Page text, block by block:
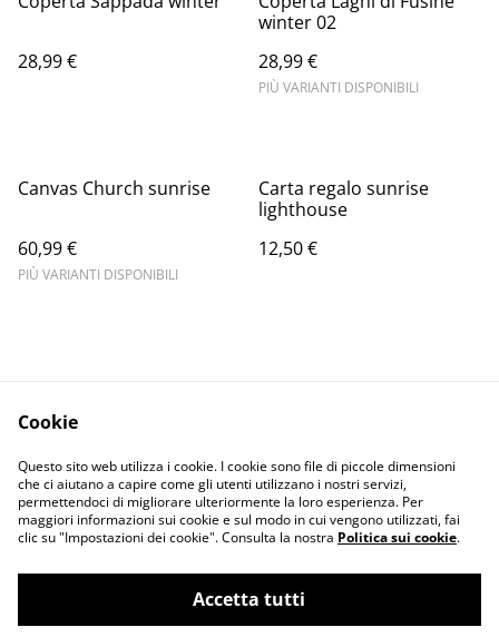
28,99 €
winter 02
28,99 €
PIÙ VARIANTI DISPONIBILI
Canvas Church sunrise
60,99 €
PIÙ VARIANTI DISPONIBILI
Carta regalo sunrise
lighthouse
12,50 €
Informativa sulla
privacy
Terms and
conditions
Cookie
Questo sito web utilizza i cookie. I cookie sono file di piccole dimensioni
che ci aiutano a capire come gli utenti utilizzano i nostri servizi,
permettendoci di migliorare ulteriormente la loro esperienza. Per
maggiori informazioni sui cookie e sul modo in cui vengono utilizzati, fai
clic su "Impostazioni dei cookie". Consulta la nostra Politica sui cookie.
Accetta tutti